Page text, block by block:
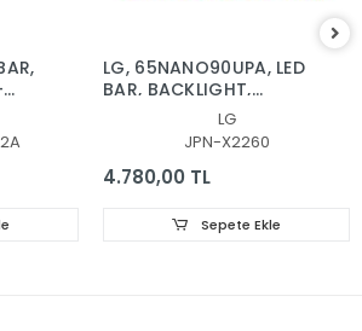
LG, 65NANO90UPA, LED
BAR, BACKLIGHT,
LG
JPN-X2260
4.780,00 TL
Sepete Ekle